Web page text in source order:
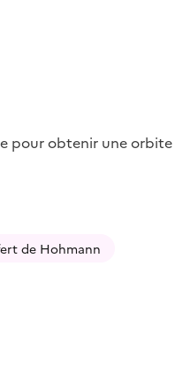
pour obtenir une orbite
de Hohmann